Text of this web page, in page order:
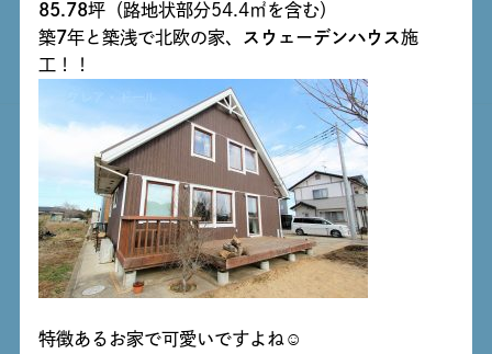
85.78坪（路地状部分54.4㎡を含む）
築7年と築浅で北欧の家、 スウェーデンハウス施
工！！
特徴あるお家で可愛いですよね☺